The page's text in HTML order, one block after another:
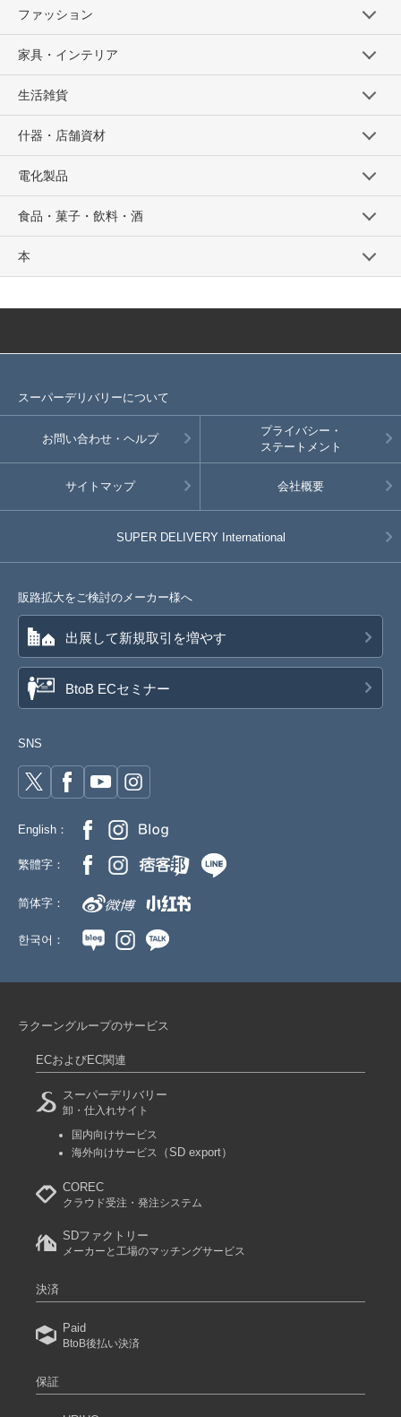
ファッション
家具・インテリア
生活雑貨
什器・店舗資材
電化製品
食品・菓子・飲料・酒
本
スーパーデリバリーについて
お問い合わせ・ヘルプ
プライバシー・
ステートメント
サイトマップ 会社概要
SUPER DELIVERY International
販路拡大をご検討のメーカー様へ
出展して新規取引を増やす
BtoB ECセミナー
SNS
English：
繁體字：
简体字：
한국어：
ラクーングループのサービス
ECおよびEC関連
スーパーデリバリー
卸・仕入れサイト
国内向けサービス
海外向けサービス
（SD export）
COREC
クラウド受注・発注システム
SDファクトリー
メーカーと工場のマッチングサービス
決済
Paid
BtoB後払い決済
保証